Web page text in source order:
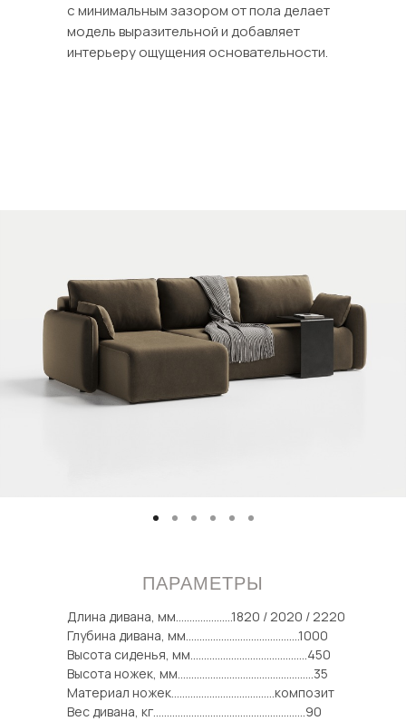
с минимальным зазором от пола делает
модель выразительной и добавляет
интерьеру ощущения основательности.
ПАРАМЕТРЫ
Длина дивана, мм.....................1820 / 2020 / 2220
Глубина дивана, мм..........................................1000
Высота сиденья, мм...........................................450
Высота ножек, мм..................................................35
Материал ножек......................................композит
Вес дивана, кг........................................................90